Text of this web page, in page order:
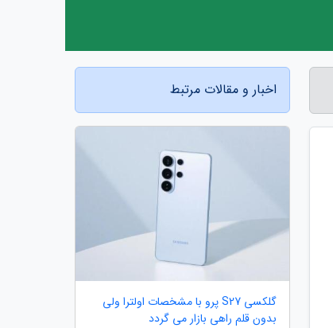
اخبار و مقالات مرتبط
گلکسی S27 پرو با مشخصات اولترا ولی
بدون قلم راهی بازار می گردد